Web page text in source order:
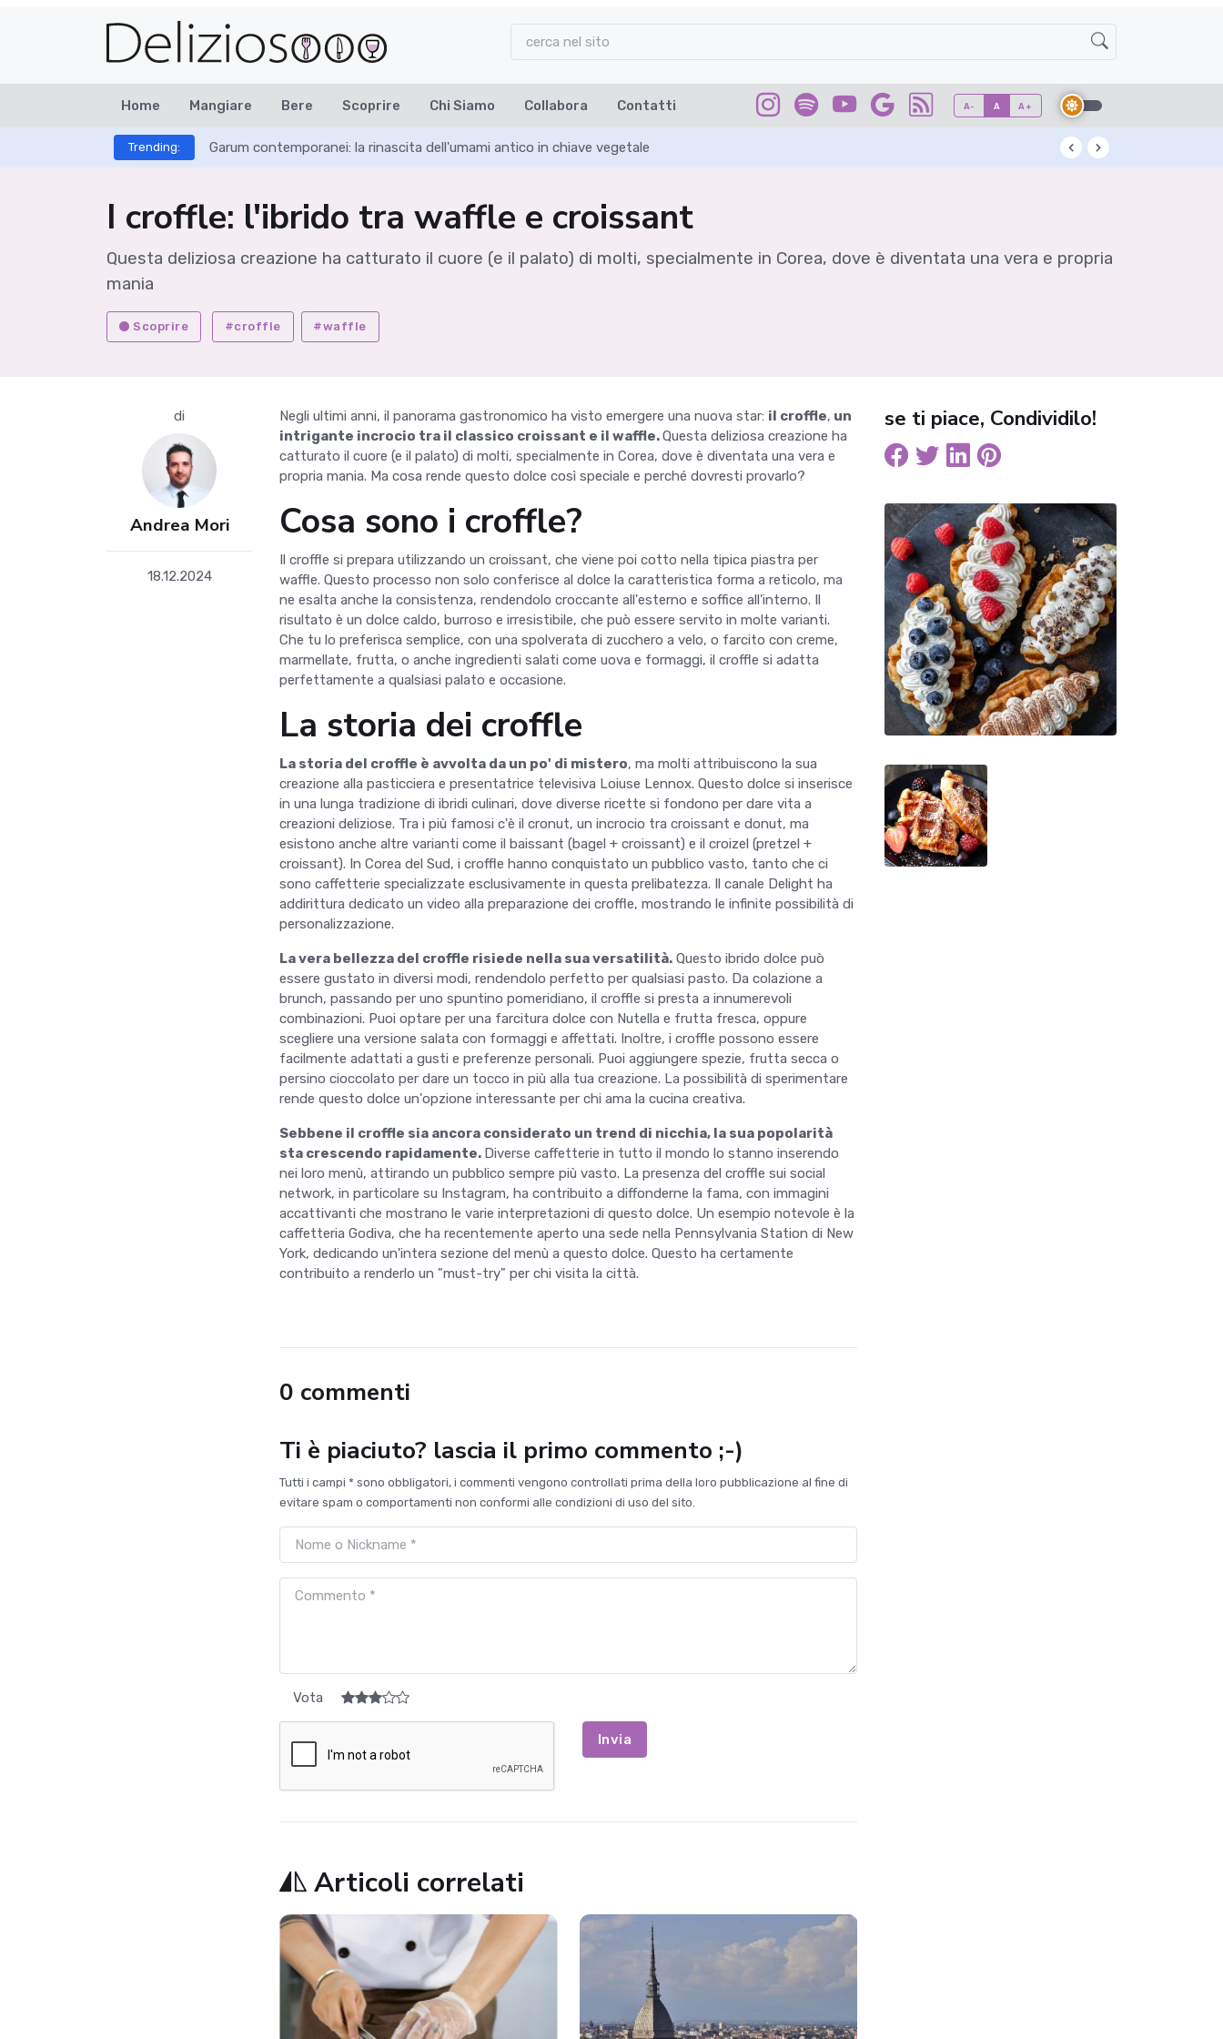
Home Mangiare Bere Scoprire Chi Siamo Collabora Contatti A- A A+
Trending: Garum contemporanei: la rinascita dell'umami antico in chiave vegetale
I croffle: l'ibrido tra waffle e croissant
Questa deliziosa creazione ha catturato il cuore (e il palato) di molti, specialmente in Corea, dove è diventata una vera e propria
mania
Scoprire #croffle #waffle
di
Andrea Mori
18.12.2024
Negli ultimi anni, il panorama gastronomico ha visto emergere una nuova star: il croffle, un
intrigante incrocio tra il classico croissant e il waffle.Questa deliziosa creazione ha
catturato il cuore (e il palato) di molti, specialmente in Corea, dove è diventata una vera e
propria mania. Ma cosa rende questo dolce così speciale e perché dovresti provarlo?
Cosa sono i croffle?
Il croffle si prepara utilizzando un croissant, che viene poi cotto nella tipica piastra per
waffle. Questo processo non solo conferisce al dolce la caratteristica forma a reticolo, ma
ne esalta anche la consistenza, rendendolo croccante all'esterno e soffice all'interno. Il
risultato è un dolce caldo, burroso e irresistibile, che può essere servito in molte varianti.
Che tu lo preferisca semplice, con una spolverata di zucchero a velo, o farcito con creme,
marmellate, frutta, o anche ingredienti salati come uova e formaggi, il croffle si adatta
perfettamente a qualsiasi palato e occasione.
La storia dei croffle
La storia del croffle è avvolta da un po' di mistero, ma molti attribuiscono la sua
creazione alla pasticciera e presentatrice televisiva Loiuse Lennox. Questo dolce si inserisce
in una lunga tradizione di ibridi culinari, dove diverse ricette si fondono per dare vita a
creazioni deliziose. Tra i più famosi c'è il cronut, un incrocio tra croissant e donut, ma
esistono anche altre varianti come il baissant (bagel + croissant) e il croizel (pretzel +
croissant). In Corea del Sud, i croffle hanno conquistato un pubblico vasto, tanto che ci
sono caffetterie specializzate esclusivamente in questa prelibatezza. Il canale Delight ha
addirittura dedicato un video alla preparazione dei croffle, mostrando le infinite possibilità di
personalizzazione.
La vera bellezza del croffle risiede nella sua versatilità. Questo ibrido dolce può
essere gustato in diversi modi, rendendolo perfetto per qualsiasi pasto. Da colazione a
brunch, passando per uno spuntino pomeridiano, il croffle si presta a innumerevoli
combinazioni. Puoi optare per una farcitura dolce con Nutella e frutta fresca, oppure
scegliere una versione salata con formaggi e affettati. Inoltre, i croffle possono essere
facilmente adattati a gusti e preferenze personali. Puoi aggiungere spezie, frutta secca o
persino cioccolato per dare un tocco in più alla tua creazione. La possibilità di sperimentare
rende questo dolce un'opzione interessante per chi ama la cucina creativa.
Sebbene il croffle sia ancora considerato un trend di nicchia, la sua popolarità
sta crescendo rapidamente. Diverse caffetterie in tutto il mondo lo stanno inserendo
nei loro menù, attirando un pubblico sempre più vasto. La presenza del croffle sui social
network, in particolare su Instagram, ha contribuito a diffonderne la fama, con immagini
accattivanti che mostrano le varie interpretazioni di questo dolce. Un esempio notevole è la
caffetteria Godiva, che ha recentemente aperto una sede nella Pennsylvania Station di New
York, dedicando un'intera sezione del menù a questo dolce. Questo ha certamente
contribuito a renderlo un "must-try" per chi visita la città.
0 commenti
Ti è piaciuto? lascia il primo commento ;-)
Tutti i campi * sono obbligatori, i commenti vengono controllati prima della loro pubblicazione al fine di
evitare spam o comportamenti non conformi alle condizioni di uso del sito.
Vota
Invia
Articoli correlati
se ti piace, Condividilo!